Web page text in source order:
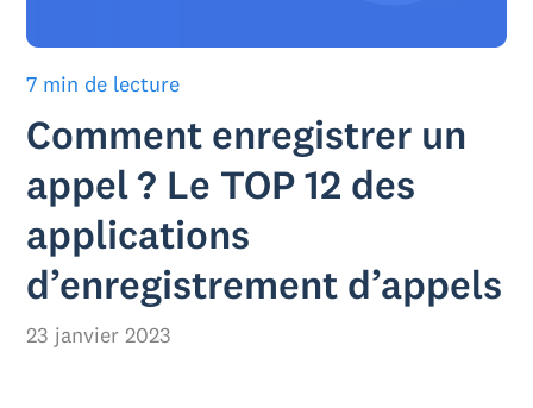
7 min de lecture
Comment enregistrer un
appel ? Le TOP 12 des
applications
d’enregistrement d’appels
23 janvier 2023